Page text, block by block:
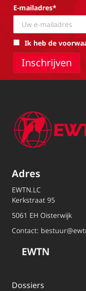
E-mailadres*
Ik heb de
Adres
EWTN.LC
Kerkstraat 95
5061 EH Oisterwijk
Contact:
EWTN
Dossiers